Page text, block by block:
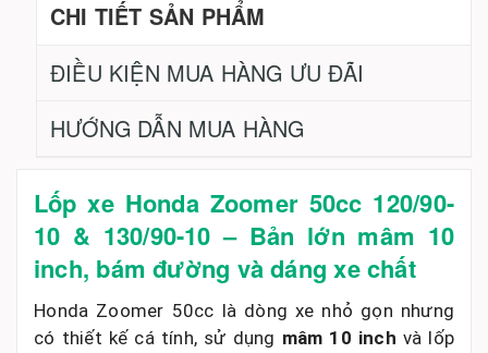
CHI TIẾT SẢN PHẨM
ĐIỀU KIỆN MUA HÀNG ƯU ĐÃI
HƯỚNG DẪN MUA HÀNG
Lốp xe Honda Zoomer 50cc 120/90-
10 & 130/90-10 – Bản lớn mâm 10
inch, bám đường và dáng xe chất
Honda Zoomer 50cc là dòng xe nhỏ gọn nhưng
có thiết kế cá tính, sử dụng mâm 10 inch và lốp